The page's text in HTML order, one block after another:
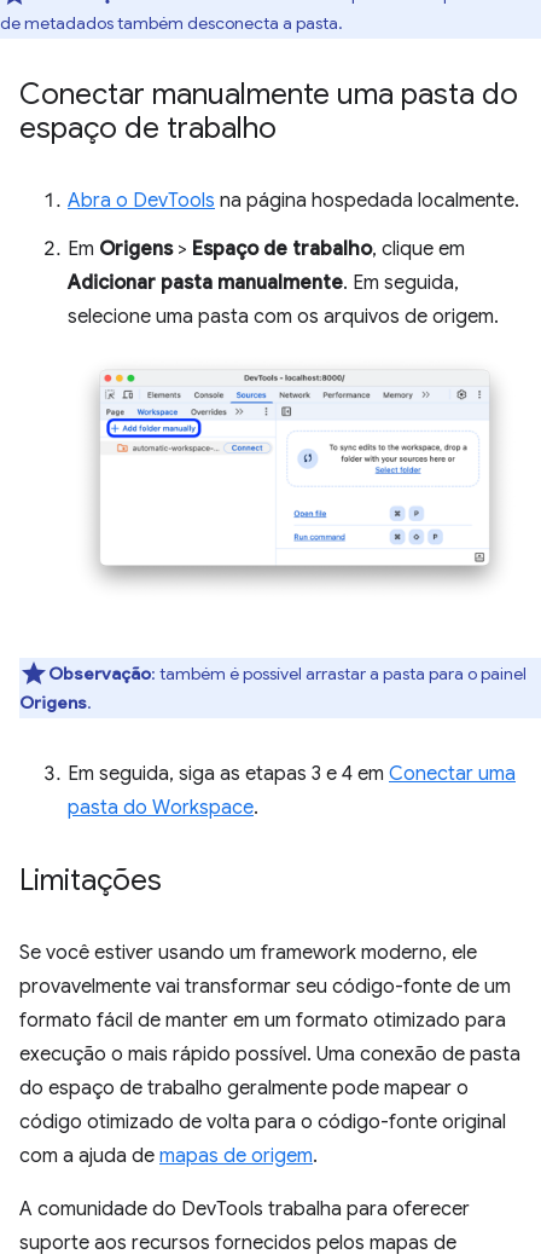
de metadados também desconecta a pasta.
Conectar manualmente uma pasta do
espaço de trabalho
Abra o DevTools na página hospedada localmente.
Em Origens> Espaço de trabalho, clique em
Adicionar pasta manualmente. Em seguida,
selecione uma pasta com os arquivos de origem.
Observação: também é possível arrastar a pasta para o painel
Origens.
Em seguida, siga as etapas 3 e 4 em Conectar uma
pasta do Workspace.
Limitações
Se você estiver usando um framework moderno, ele
provavelmente vai transformar seu código-fonte de um
formato fácil de manter em um formato otimizado para
execução o mais rápido possível. Uma conexão de pasta
do espaço de trabalho geralmente pode mapear o
código otimizado de volta para o código-fonte original
com a ajuda de mapas de origem.
A comunidade do DevTools trabalha para oferecer
suporte aos recursos fornecidos pelos mapas de